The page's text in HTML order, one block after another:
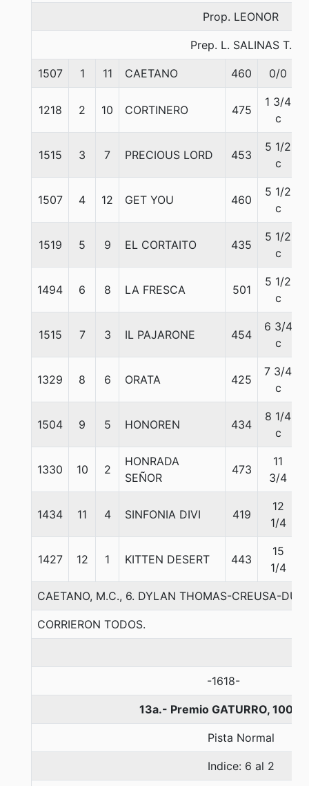
Prop. LEONOR
Prep. L. SALINAS T.
1507 1 11 CAETANO 460 0/0
1218 2 10 CORTINERO 475
1 3/4
c
1515 3 7 PRECIOUS LORD 453
5 1/2
c
1507 4 12 GET YOU 460
5 1/2
c
1519 5 9 EL CORTAITO 435
5 1/2
c
1494 6 8 LA FRESCA 501
5 1/2
c
1515 7 3 IL PAJARONE 454
6 3/4
c
1329 8 6 ORATA 425
7 3/4
c
1504 9 5 HONOREN 434
8 1/4
c
1330 10 2
HONRADA
SEÑOR
473
11
3/4
1434 11 4 SINFONIA DIVI 419
12
1/4
1427 12 1 KITTEN DESERT 443
15
1/4
CAETANO, M.C., 6. DYLAN THOMAS-CREUSA-
CORRIERON TODOS.
-1618-
13a.- Premio GATURRO, 1000
Pista Normal
Indice: 6 al 2